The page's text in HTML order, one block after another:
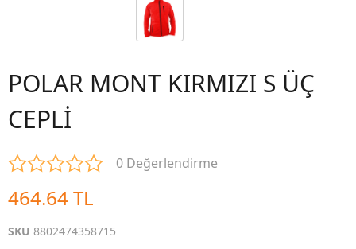
POLAR MONT KIRMIZI S ÜÇ
CEPLİ
0 Değerlendirme
464.64 TL
SKU 8802474358715